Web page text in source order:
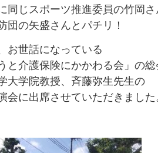
同じスポーツ推進委員の竹岡さ
団の矢盛さんとパチリ！
お世話になっている
と介護保険にかかわる会」の
大学院教授、斉藤弥生先生の
会に出席させていただきました